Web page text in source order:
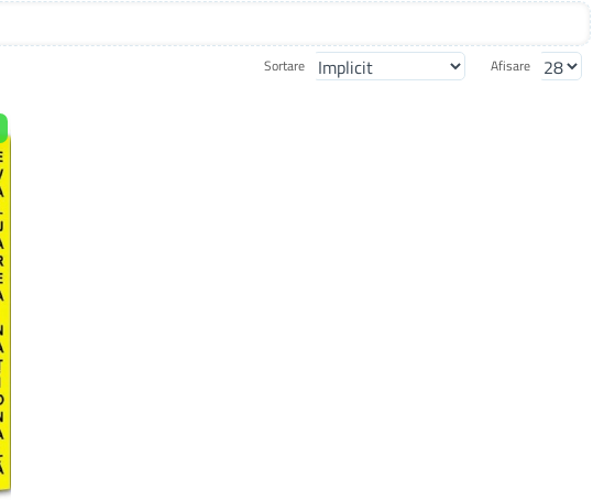
Sortare Afisare